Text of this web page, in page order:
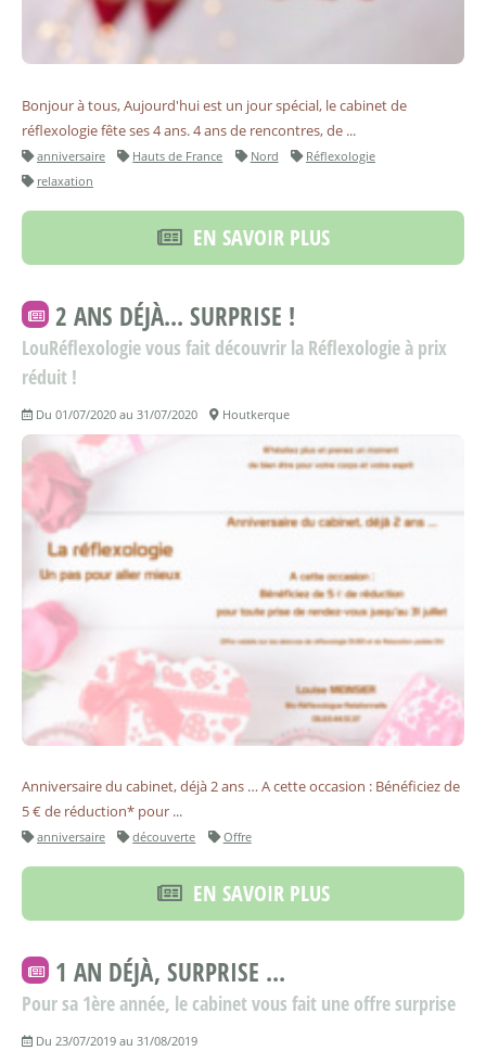
Bonjour à tous, Aujourd'hui est un jour spécial, le cabinet de
réflexologie fête ses 4 ans. 4 ans de rencontres, de ...
anniversaire Hauts de France Nord
Réflexologie
relaxation
EN SAVOIR PLUS
2 ANS DÉJÀ... SURPRISE !
LouRéflexologie vous fait découvrir la Réflexologie à prix
réduit !
Du 01/07/2020 au 31/07/2020 Houtkerque
Anniversaire du cabinet, déjà 2 ans … A cette occasion : Bénéficiez de
5 € de réduction* pour ...
anniversaire découverte Offre
EN SAVOIR PLUS
1 AN DÉJÀ, SURPRISE ...
Pour sa 1ère année, le cabinet vous fait une offre surprise
Du 23/07/2019 au 31/08/2019